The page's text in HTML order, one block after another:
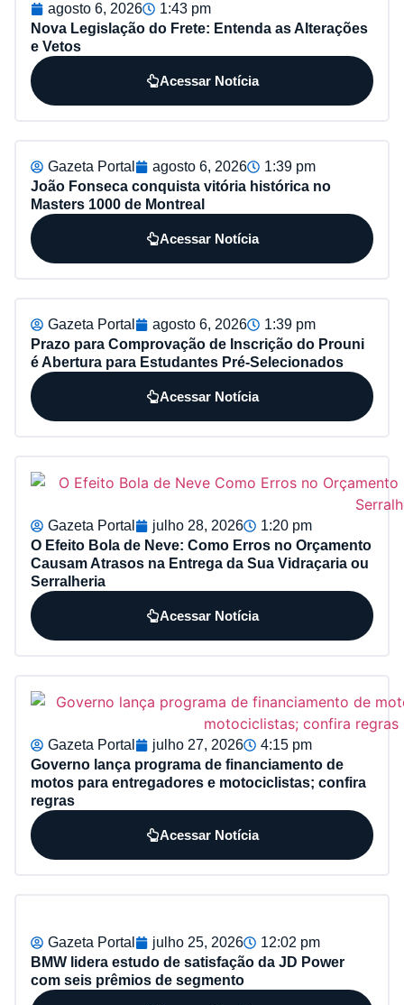
agosto 6, 2026
1:43 pm
Nova Legislação do Frete: Entenda as Alterações
e Vetos
Acessar Notícia
Gazeta Portal agosto 6, 2026
1:39 pm
João Fonseca conquista vitória histórica no
Masters 1000 de Montreal
Acessar Notícia
Gazeta Portal agosto 6, 2026
1:39 pm
Prazo para Comprovação de Inscrição do Prouni
é Abertura para Estudantes Pré-Selecionados
Acessar Notícia
Gazeta Portal julho 28, 2026
1:20 pm
O Efeito Bola de Neve: Como Erros no Orçamento
Causam Atrasos na Entrega da Sua Vidraçaria ou
Serralheria
Acessar Notícia
Gazeta Portal julho 27, 2026
4:15 pm
Governo lança programa de financiamento de
motos para entregadores e motociclistas; confira
regras
Acessar Notícia
Gazeta Portal julho 25, 2026
12:02 pm
BMW lidera estudo de satisfação da JD Power
com seis prêmios de segmento